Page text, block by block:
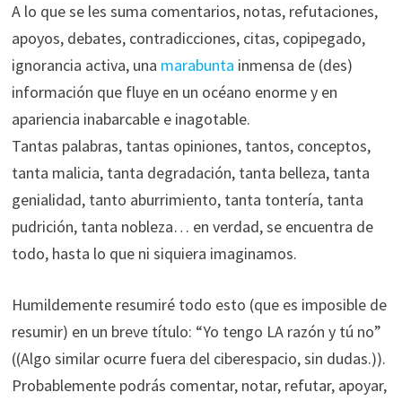
A lo que se les suma comentarios, notas, refutaciones,
apoyos, debates, contradicciones, citas, copipegado,
ignorancia activa, una marabunta inmensa de (des)
información que fluye en un océano enorme y en
apariencia inabarcable e inagotable.
Tantas palabras, tantas opiniones, tantos, conceptos,
tanta malicia, tanta degradación, tanta belleza, tanta
genialidad, tanto aburrimiento, tanta tontería, tanta
pudrición, tanta nobleza… en verdad, se encuentra de
todo, hasta lo que ni siquiera imaginamos.
Humildemente resumiré todo esto (que es imposible de
resumir) en un breve título: “Yo tengo LA razón y tú no”
((Algo similar ocurre fuera del ciberespacio, sin dudas.)).
Probablemente podrás comentar, notar, refutar, apoyar,